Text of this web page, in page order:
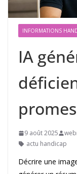
INFORMATIONS
IA
9 août 2025
actu handicap
Décrire une